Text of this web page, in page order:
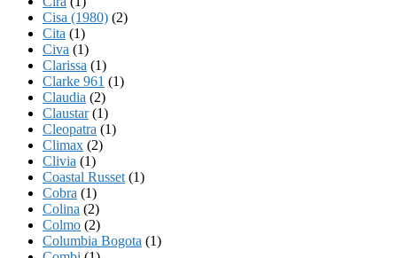
Cisa (1980) (2)
Cita (1)
Civa (1)
Clarissa (1)
Clarke 961 (1)
Claudia (2)
Claustar(1)
Cleopatra (1)
Climax (2)
Clivia (1)
Coastal Russet (1)
Cobra (1)
Colina (2)
Colmo (2)
Columbia Bogota (1)